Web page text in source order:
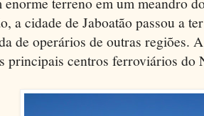
a cidade de Jaboatão passou a
de operários de outras regiões.
principais centros ferroviários do